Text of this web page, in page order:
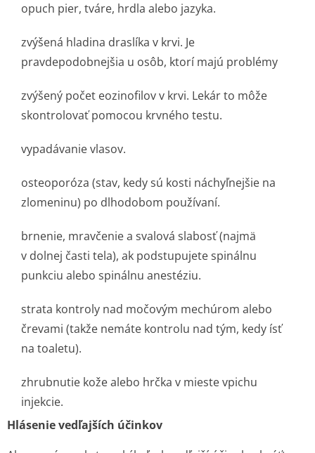
opuch pier, tváre, hrdla alebo jazyka.
zvýšená hladina draslíka v krvi. Je
pravdepodobnejšia u osôb, ktorí majú problémy
zvýšený počet eozinofilov v krvi. Lekár to môže
skontrolovať pomocou krvného testu.
vypadávanie vlasov.
osteoporóza (stav, kedy sú kosti náchyľnejšie na
zlomeninu) po dlhodobom používaní.
brnenie, mravčenie a svalová slabosť (najmä
v dolnej časti tela), ak podstupujete spinálnu
punkciu alebo spinálnu anestéziu.
strata kontroly nad močovým mechúrom alebo
črevami (takže nemáte kontrolu nad tým, kedy ísť
na toaletu).
zhrubnutie kože alebo hrčka v mieste vpichu
injekcie.
Hlásenie vedľajších účinkov